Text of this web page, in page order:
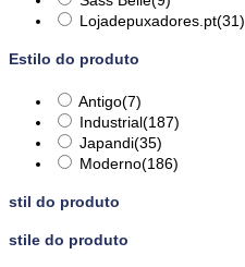
Lojadepuxadores.pt(31)
Estilo do produto
Antigo(7)
Industrial(187)
Japandi(35)
Moderno(186)
stil do produto
stile do produto